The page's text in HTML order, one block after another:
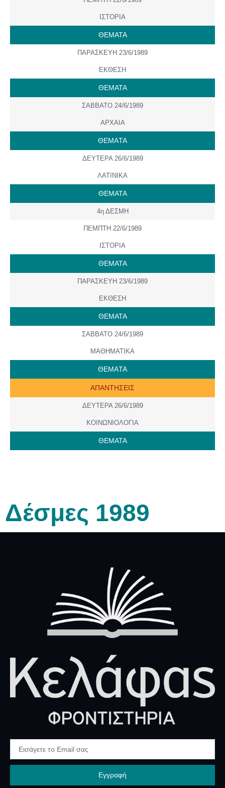
ΙΣΤΟΡΙΑ
ΘΕΜΑΤΑ
ΠΑΡΑΣΚΕΥΗ 23/6/1989
ΕΚΘΕΣΗ
ΘΕΜΑΤΑ
ΣΑΒΒΑΤΟ 24/6/1989
ΑΡΧΑΙΑ
ΘΕΜAΤΑ
ΔΕΥΤΕΡΑ 26/6/1989
ΛΑΤΙΝΙΚΑ
ΘΕΜΑΤΑ
4η ΔΕΣΜΗ
ΠΕΜΠΤΗ 22/6/1989
ΙΣΤΟΡΙΑ
ΘΕΜΑΤΑ
ΠΑΡΑΣΚΕΥΗ 23/6/1989
ΕΚΘΕΣΗ
ΘΕΜΑΤΑ
ΣΑΒΒΑΤΟ 24/6/1989
ΜΑΘΗΜΑΤΙΚΑ
ΘΕΜAΤΑ
ΑΠΑΝΤΗΣΕΙΣ
ΔΕΥΤΕΡΑ 26/6/1989
ΚΟΙΝΩΝΙΟΛΟΓΙΑ
ΘΕΜΑΤΑ
Δέσμες 1989
Εγγραφή